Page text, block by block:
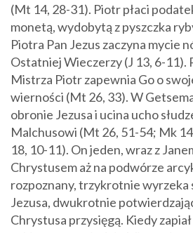
(Mt 14, 28-31). Piotr płaci
monetą, wydobytą z pyszczka
Piotra Pan Jezus zaczyna mycie
Ostatniej Wieczerzy (J 13, 6-11).
Mistrza Piotr zapewnia Go o
wierności (Mt 26, 33). W
obronie Jezusa i ucina ucho
Malchusowi (Mt 26, 51-54; Mk
18, 10-11). On jeden, wraz z
Chrystusem aż na podwórze
rozpoznany, trzykrotnie wyrzeka
Jezusa, dwukrotnie
Chrystusa przysięgą. Kiedy